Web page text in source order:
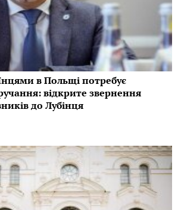
в Польщі потребує
відкрите звернення
до Лубінця